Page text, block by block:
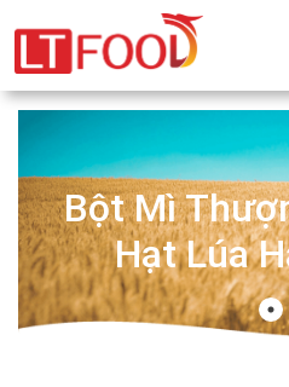
Bột Mì
Hạt Lúa